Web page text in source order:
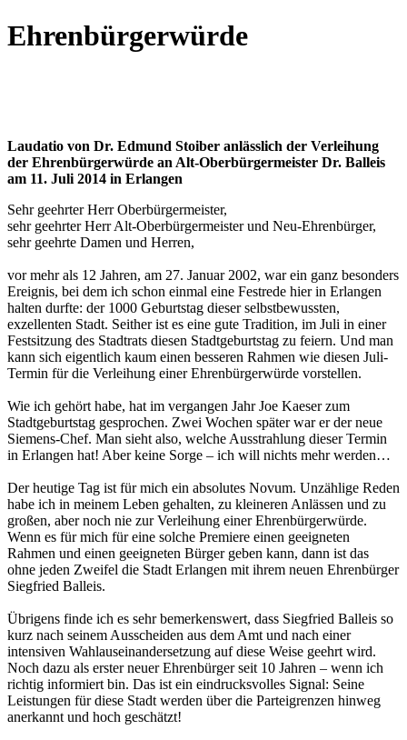
Ehrenbürgerwürde
Laudatio von Dr. Edmund Stoiber anlässlich der Verleihung
der Ehrenbürgerwürde an Alt-Oberbürgermeister Dr. Balleis
am 11. Juli 2014 in Erlangen
Sehr geehrter Herr Oberbürgermeister,
sehr geehrter Herr Alt-Oberbürgermeister und Neu-Ehrenbürger,
sehr geehrte Damen und Herren,
vor mehr als 12 Jahren, am 27. Januar 2002, war ein ganz besonders
Ereignis, bei dem ich schon einmal eine Festrede hier in Erlangen
halten durfte: der 1000 Geburtstag dieser selbstbewussten,
exzellenten Stadt. Seither ist es eine gute Tradition, im Juli in einer
Festsitzung des Stadtrats diesen Stadtgeburtstag zu feiern. Und man
kann sich eigentlich kaum einen besseren Rahmen wie diesen Juli-
Termin für die Verleihung einer Ehrenbürgerwürde vorstellen.
Wie ich gehört habe, hat im vergangen Jahr Joe Kaeser zum
Stadtgeburtstag gesprochen. Zwei Wochen später war er der neue
Siemens-Chef. Man sieht also, welche Ausstrahlung dieser Termin
in Erlangen hat! Aber keine Sorge – ich will nichts mehr werden…
Der heutige Tag ist für mich ein absolutes Novum. Unzählige Reden
habe ich in meinem Leben gehalten, zu kleineren Anlässen und zu
großen, aber noch nie zur Verleihung einer Ehrenbürgerwürde.
Wenn es für mich für eine solche Premiere einen geeigneten
Rahmen und einen geeigneten Bürger geben kann, dann ist das
ohne jeden Zweifel die Stadt Erlangen mit ihrem neuen Ehrenbürger
Siegfried Balleis.
Übrigens finde ich es sehr bemerkenswert, dass Siegfried Balleis so
kurz nach seinem Ausscheiden aus dem Amt und nach einer
intensiven Wahlauseinandersetzung auf diese Weise geehrt wird.
Noch dazu als erster neuer Ehrenbürger seit 10 Jahren – wenn ich
richtig informiert bin. Das ist ein eindrucksvolles Signal: Seine
Leistungen für diese Stadt werden über die Parteigrenzen hinweg
anerkannt und hoch geschätzt!